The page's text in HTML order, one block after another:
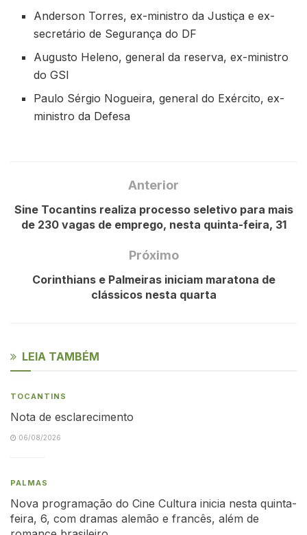
Anderson Torres, ex-ministro da Justiça e ex-
secretário de Segurança do DF
Augusto Heleno, general da reserva, ex-ministro
do GSI
Paulo Sérgio Nogueira, general do Exército, ex-
ministro da Defesa
Anterior
Sine Tocantins realiza processo seletivo para mais
de 230 vagas de emprego, nesta quinta-feira, 31
Próximo
Corinthians e Palmeiras iniciam maratona de
clássicos nesta quarta
LEIA TAMBÉM
TOCANTINS
Nota de esclarecimento
06/08/2026
PALMAS
Nova programação do Cine Cultura inicia nesta quinta-
feira, 6, com dramas alemão e francês, além de